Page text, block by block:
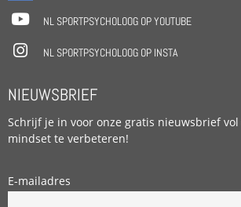
NL SPORTPSYCHOLOOG OP YOUTUBE
NL SPORTPSYCHOLOOG OP INSTA
NIEUWSBRIEF
Schrijf je in voor onze gratis nieuwsbrief
mindset te verbeteren!
E-mailadres